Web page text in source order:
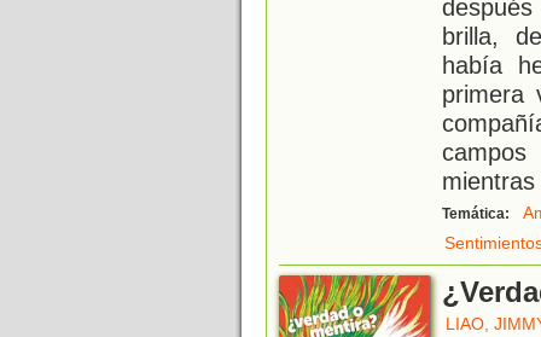
brilla,
había
primera
Temática:
LIAO,